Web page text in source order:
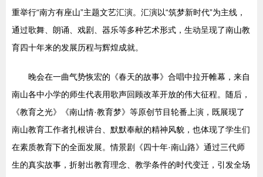
重举行“南方有座山”主题文艺汇演。汇演以“筑梦新时代”为主线，
通过歌舞、朗诵、戏剧、器乐等多种艺术形式，生动呈现了南山教
育四十年来的发展历程与辉煌成就。
晚会在一曲气势恢宏的《春天的故事》合唱中拉开帷幕，来自
南山各中小学的师生代表用歌声回顾改革开放的伟大征程。随后，
《教育之光》《南山情·教育梦》等原创节目轮番上演，既展现了
南山教育工作者扎根讲台、默默奉献的精神风貌，也体现了学生们
在素质教育下的全面发展。情景剧《四十年·南山路》通过三代师
生的真实故事，折射出教育理念、教学条件的时代变迁，引发全场